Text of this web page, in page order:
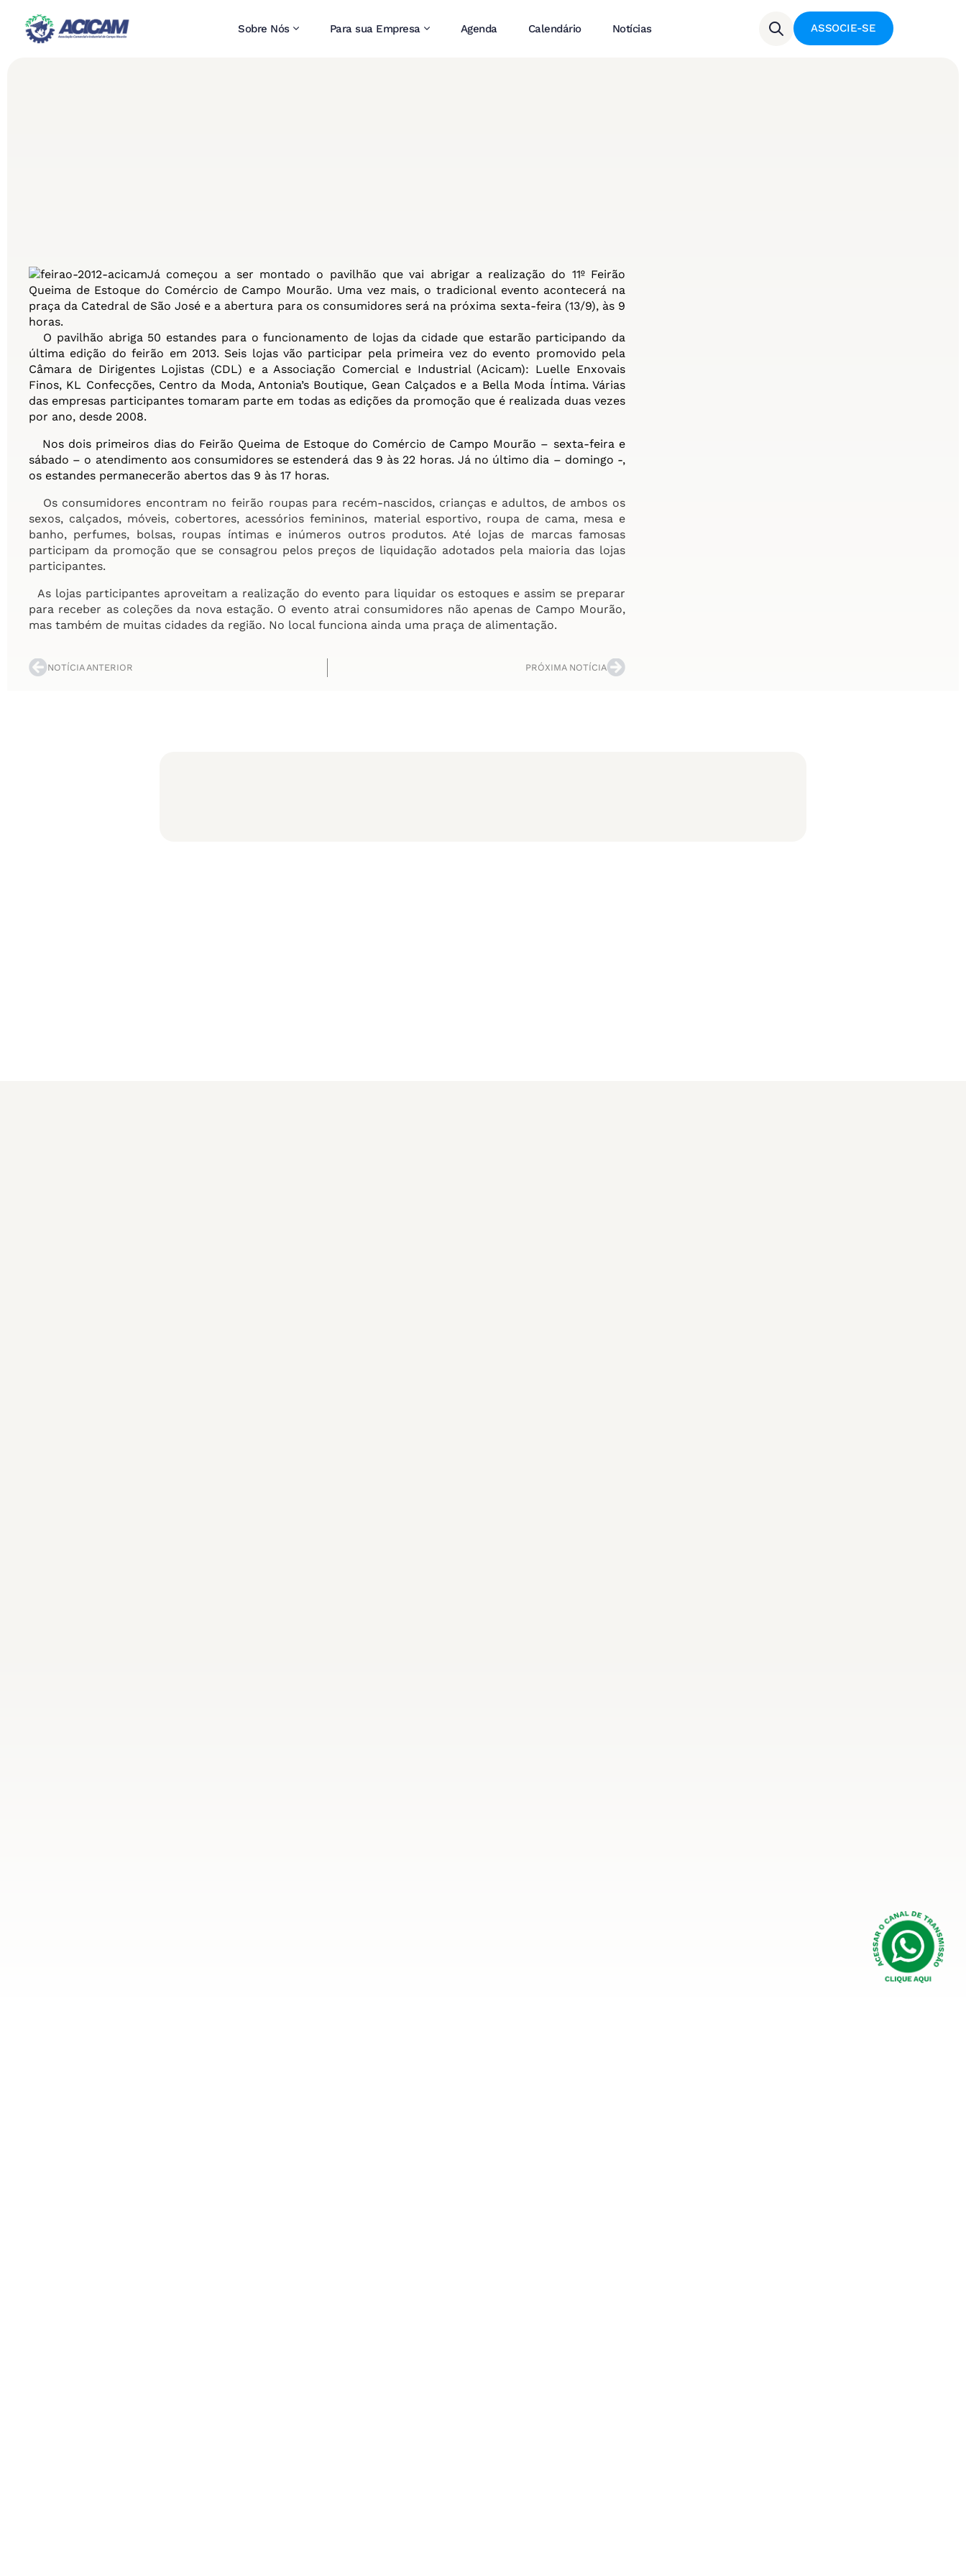
Sobre Nós Para sua Empresa Agenda Calendário Notícias ASSOCIE-SE
Já começou a ser montado o pavilhão que vai abrigar a realização do 11º Feirão
Queima de Estoque do Comércio de Campo Mourão. Uma vez mais, o tradicional evento acontecerá na
praça da Catedral de São José e a abertura para os consumidores será na próxima sexta-feira (13/9), às 9
horas.
O pavilhão abriga 50 estandes para o funcionamento de lojas da cidade que estarão participando da
última edição do feirão em 2013. Seis lojas vão participar pela primeira vez do evento promovido pela
Câmara de Dirigentes Lojistas (CDL) e a Associação Comercial e Industrial (Acicam): Luelle Enxovais
Finos, KL Confecções, Centro da Moda, Antonia’s Boutique, Gean Calçados e a Bella Moda Íntima. Várias
das empresas participantes tomaram parte em todas as edições da promoção que é realizada duas vezes
por ano, desde 2008.
Nos dois primeiros dias do Feirão Queima de Estoque do Comércio de Campo Mourão – sexta-feira e
sábado – o atendimento aos consumidores se estenderá das 9 às 22 horas. Já no último dia – domingo -,
os estandes permanecerão abertos das 9 às 17 horas.
Os consumidores encontram no feirão roupas para recém-nascidos, crianças e adultos, de ambos os
sexos, calçados, móveis, cobertores, acessórios femininos, material esportivo, roupa de cama, mesa e
banho, perfumes, bolsas, roupas íntimas e inúmeros outros produtos. Até lojas de marcas famosas
participam da promoção que se consagrou pelos preços de liquidação adotados pela maioria das lojas
participantes.
As lojas participantes aproveitam a realização do evento para liquidar os estoques e assim se preparar
para receber as coleções da nova estação. O evento atrai consumidores não apenas de Campo Mourão,
mas também de muitas cidades da região. No local funciona ainda uma praça de alimentação.
NOTÍCIA ANTERIOR PRÓXIMA NOTÍCIA